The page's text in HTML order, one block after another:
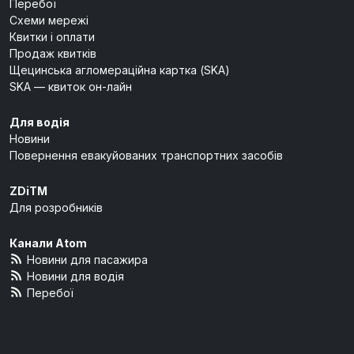
Перебої
Схеми мережі
Квитки і оплати
Продаж квитків
Щецинська агломераційна картка (SKA)
SKA — квиток он-лайн
Для водія
Новини
Повернення евакуйованих транспортних засобів
ZDiTM
Для розробників
Канали Atom
Новини для пасажира
Новини для водія
Перебої